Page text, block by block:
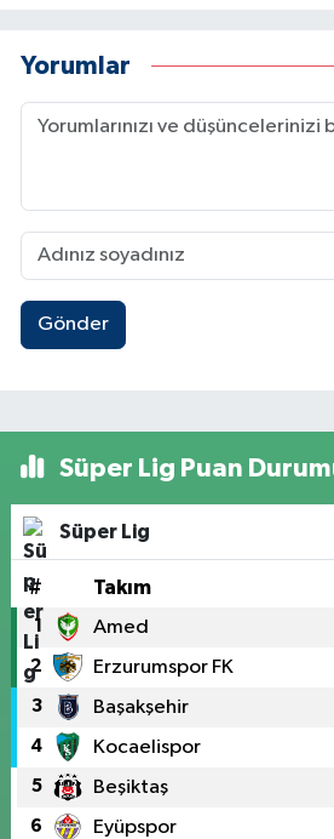
Yorumlar
Gönder
Süper Lig Puan
Süper Lig
# Takım
1 Amed
2 Erzurumspor FK
3 Başakşehir
4 Kocaelispor
5 Beşiktaş
6 Eyüpspor